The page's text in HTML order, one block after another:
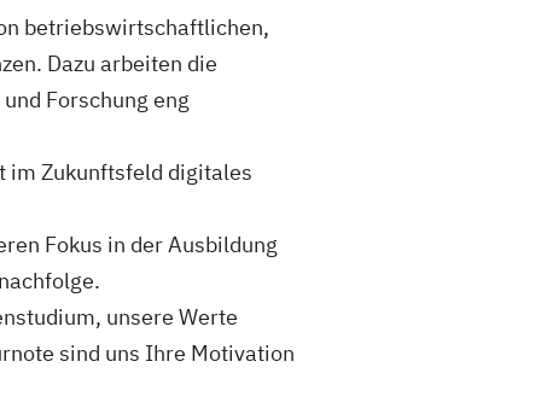
betriebswirtschaftlichen,
Dazu arbeiten die
Forschung eng
im Zukunftsfeld digitales
Fokus in der Ausbildung
unsere Werte
sind uns Ihre Motivation